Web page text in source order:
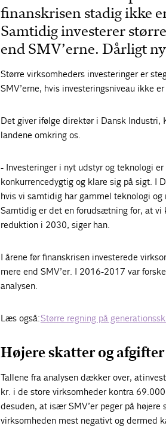
finanskrisen stadig ikke
Samtidig investerer
end SMV’erne. Dårligt
Større virksomheders investeringer er
SMV’erne, hvis investeringsniveau ikke
Det giver ifølge direktør i Dansk Industri,
landene omkring os.
- Investeringer i nyt udstyr og teknologi
konkurrencedygtig og klare sig på sigt. I
hvis vi samtidig har gammel teknologi
Samtidig er det en forudsætning for, at vi
reduktion i 2030, siger han.
I årene før finanskrisen investerede
mere end SMV’er. I 2016-2017 var
analysen.
Læs også:Større regning på
Højere skatter og
Tallene fra analysen dækker over, at
kr. i de store virksomheder kontra
desuden, at især SMV’er peger på
virksomheden mest negativt og dermed